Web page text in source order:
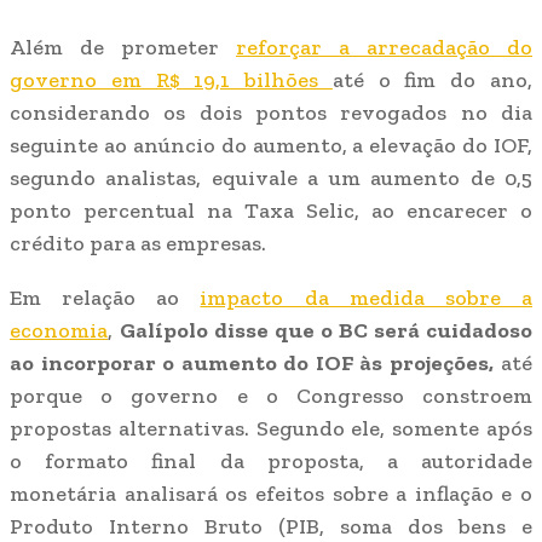
Além de prometer reforçar a arrecadação do
governo em R$ 19,1 bilhões até o fim do ano,
considerando os dois pontos revogados no dia
seguinte ao anúncio do aumento, a elevação do IOF,
segundo analistas, equivale a um aumento de 0,5
ponto percentual na Taxa Selic, ao encarecer o
crédito para as empresas.
Em relação ao impacto da medida sobre a
economia, Galípolo disse que o BC será cuidadoso
ao incorporar o aumento do IOF às projeções,até
porque o governo e o Congresso constroem
propostas alternativas. Segundo ele, somente após
o formato final da proposta, a autoridade
monetária analisará os efeitos sobre a inflação e o
Produto Interno Bruto (PIB, soma dos bens e